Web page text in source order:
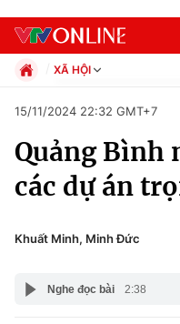
Chuyên mục
Chính trị
XÃ HỘI
Xã hội
Pháp luật
Kinh tế
Thể thao
Văn hóa - Giải trí
Đời sống
15/11/2024 22:32 GMT+7
Quảng Bình
các dự án
Khuất Minh, Minh Đức
Nghe đọc bài 2:38